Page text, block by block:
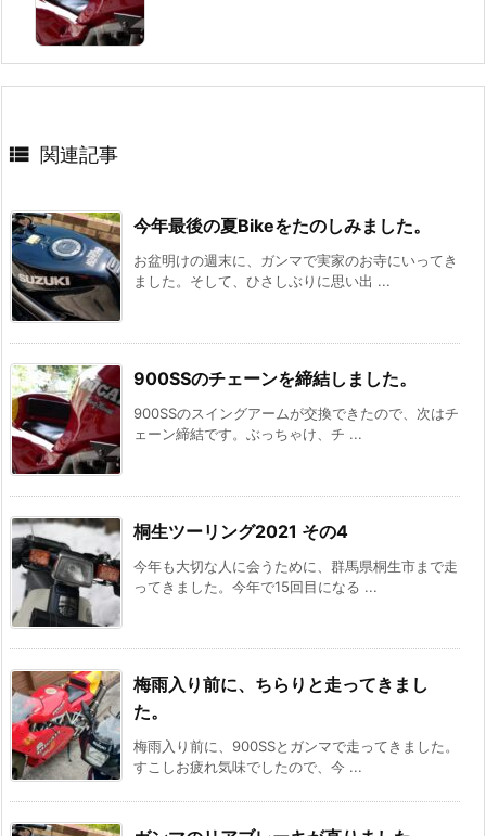
 関連記事
今年最後の夏Bikeをたのしみました。
お盆明けの週末に、ガンマで実家のお寺にいってき
ました。そして、ひさしぶりに思い出 ...
900SSのチェーンを締結しました。
900SSのスイングアームが交換できたので、次はチ
ェーン締結です。ぶっちゃけ、チ ...
桐生ツーリング2021 その4
今年も大切な人に会うために、群馬県桐生市まで走
ってきました。今年で15回目になる ...
梅雨入り前に、ちらりと走ってきまし
た。
梅雨入り前に、900SSとガンマで走ってきました。
すこしお疲れ気味でしたので、今 ...